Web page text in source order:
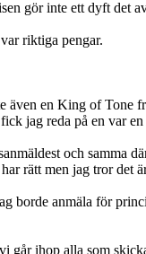
gör inte ett dyft det
riktiga pengar.
även en King of Tone
jag reda på en var
och samma
rätt men jag tror det
borde anmäla för
går ihop alla som